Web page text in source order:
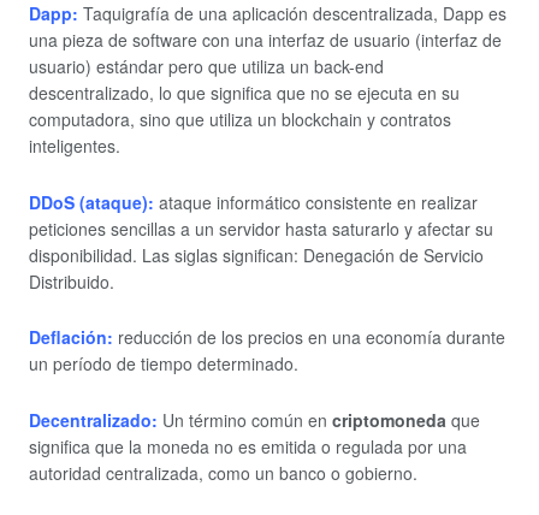
Dapp: Taquigrafía de una aplicación descentralizada, Dapp es
una pieza de software con una interfaz de usuario (interfaz de
usuario) estándar pero que utiliza un back-end
descentralizado, lo que significa que no se ejecuta en su
computadora, sino que utiliza un blockchain y contratos
inteligentes.
DDoS (ataque): ataque informático consistente en realizar
peticiones sencillas a un servidor hasta saturarlo y afectar su
disponibilidad. Las siglas significan: Denegación de Servicio
Distribuido.
Deflación: reducción de los precios en una economía durante
un período de tiempo determinado.
Decentralizado: Un término común en criptomoneda que
significa que la moneda no es emitida o regulada por una
autoridad centralizada, como un banco o gobierno.